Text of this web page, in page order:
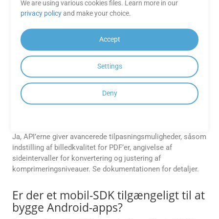
Cloud Free Apps til kommercielle
formål?
GroupDocs.Conversion Cloud Free Apps er primært til
evaluerings- og testformål. Til kommerciel brug kan du
overveje at opgradere til et betalt abonnement for at få alle
funktioner og support.
Kan jeg tilpasse outputformater
(f.eks. justere billedkvalitet, PDF-
Ja, API’erne giver avancerede tilpasningsmuligheder, såsom
indstilling af billedkvalitet for PDF’er, angivelse af
sideintervaller for konvertering og justering af
komprimeringsniveauer. Se dokumentationen for detaljer.
Er der et mobil-SDK tilgængeligt til at
bygge Android-apps?
We are using various cookies files. Learn more in our
privacy policyand make your choice.
Accept
Settings
Deny